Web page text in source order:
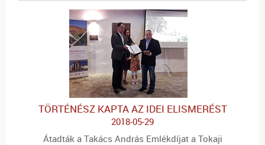
TÖRTÉNÉSZ KAPTA AZ IDEI ELISMERÉST
2018-05-29
Átadták a Takács András Emlékdíjat a Tokaji